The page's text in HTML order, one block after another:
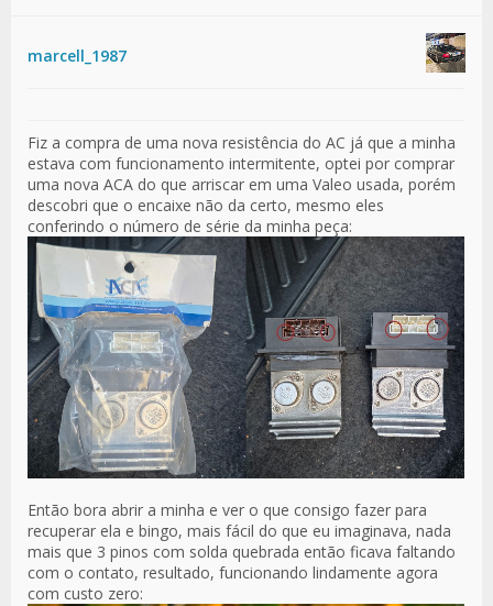
marcell_1987
Fiz a compra de uma nova resistência do AC já que a minha
estava com funcionamento intermitente, optei por comprar
uma nova ACA do que arriscar em uma Valeo usada, porém
descobri que o encaixe não da certo, mesmo eles
conferindo o número de série da minha peça:
Então bora abrir a minha e ver o que consigo fazer para
recuperar ela e bingo, mais fácil do que eu imaginava, nada
mais que 3 pinos com solda quebrada então ficava faltando
com o contato, resultado, funcionando lindamente agora
com custo zero: